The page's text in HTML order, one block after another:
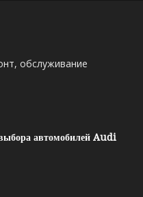
обслуживание
автомобилей Audi